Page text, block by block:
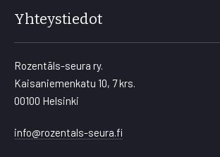
Yhteystiedot
Rozentāls-seura ry.
Kaisaniemenkatu 10, 7 krs.
00100 Helsinki
info@rozentals-seura.fi